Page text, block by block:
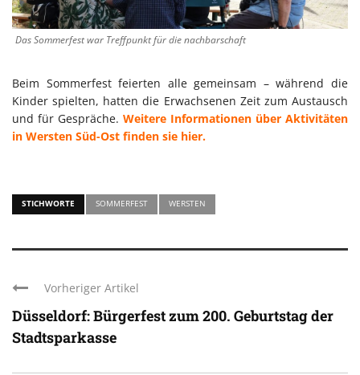
Das Sommerfest war Treffpunkt für die nachbarschaft
Beim Sommerfest feierten alle gemeinsam – während die
Kinder spielten, hatten die Erwachsenen Zeit zum Austausch
und für Gespräche. Weitere Informationen über Aktivitäten
in Wersten Süd-Ost finden sie hier.
STICHWORTE SOMMERFEST WERSTEN
Vorheriger Artikel
Düsseldorf: Bürgerfest zum 200. Geburtstag der
Stadtsparkasse